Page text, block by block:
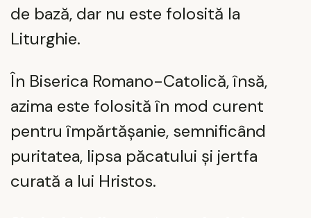
de bază, dar nu este folosită la
Liturghie.
În Biserica Romano-Catolică, însă,
azima este folosită în mod curent
pentru împărtășanie, semnificând
puritatea, lipsa păcatului și jertfa
curată a lui Hristos.